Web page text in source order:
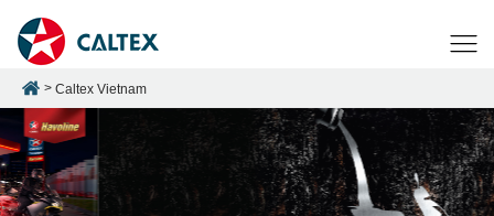
Caltex Vietnam